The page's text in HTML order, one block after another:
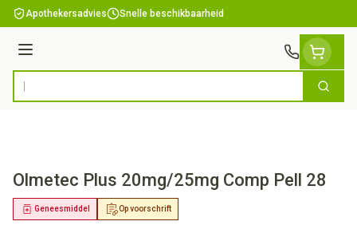
Ga naar de inhoud
Apothekersadvies Snelle beschikbaarheid
Menu
Product, merk, categorie... Zoek
Olmetec Plus 20mg/25mg Comp Pell 28
Op voorschrift
Geneesmiddel